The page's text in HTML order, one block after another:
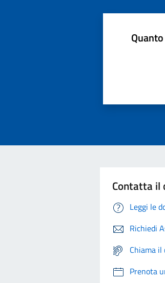
Contatta il
Leggi le
Richiedi
Chiama
Prenota